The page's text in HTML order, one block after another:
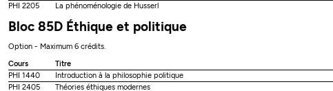
PHI 2205
La phénoménologie de Husserl
Bloc 85D Éthique et politique
Option - Maximum 6 crédits.
Cours
Titre
PHI 1440
Introduction à la philosophie politique
PHI 2405
Théories éthiques modernes